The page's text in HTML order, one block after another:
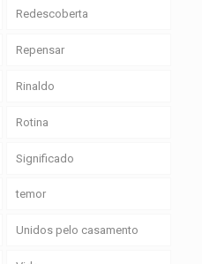
Redescoberta
Repensar
Rinaldo
Rotina
Significado
temor
Unidos pelo casamento